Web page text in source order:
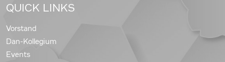
QUICK LINKS
Vorstand
Dan-Kollegium
Events